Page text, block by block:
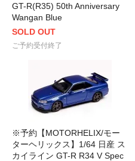
GT-R(R35) 50th Anniversary
Wangan Blue
SOLD OUT
ご予約受付終了
※予約【MOTORHELIX/モー
ターヘリックス】1/64 日産 ス
カイライン GT-R R34 V Spec